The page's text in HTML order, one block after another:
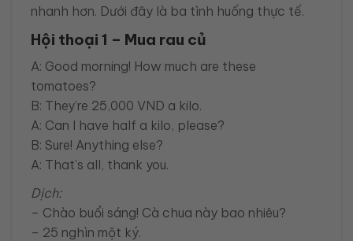
nhanh hơn. Dưới đây là ba tình huống thực tế.
Hội thoại 1 – Mua rau củ
A: Good morning! How much are these
tomatoes?
B: They’re 25,000 VND a kilo.
A: Can I have half a kilo, please?
B: Sure! Anything else?
A: That’s all, thank you.
Dịch:
– Chào buổi sáng! Cà chua này bao nhiêu?
– 25 nghìn một ký.